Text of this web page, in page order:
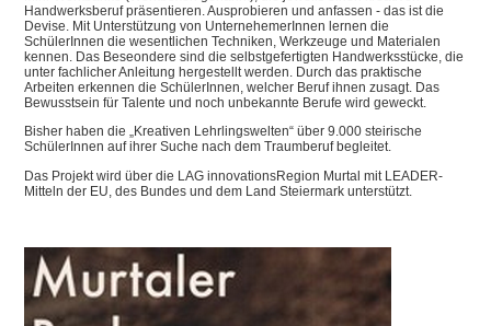
Handwerksberuf präsentieren. Ausprobieren und anfassen - das ist die
Devise. Mit Unterstützung von UnternehemerInnen lernen die
SchülerInnen die wesentlichen Techniken, Werkzeuge und Materialen
kennen. Das Beseondere sind die selbstgefertigten Handwerksstücke, die
unter fachlicher Anleitung hergestellt werden. Durch das praktische
Arbeiten erkennen die SchülerInnen, welcher Beruf ihnen zusagt. Das
Bewusstsein für Talente und noch unbekannte Berufe wird geweckt.
Bisher haben die „Kreativen Lehrlingswelten“ über 9.000 steirische
SchülerInnen auf ihrer Suche nach dem Traumberuf begleitet.
Das Projekt wird über die LAG innovationsRegion Murtal mit LEADER-
Mitteln der EU, des Bundes und dem Land Steiermark unterstützt.